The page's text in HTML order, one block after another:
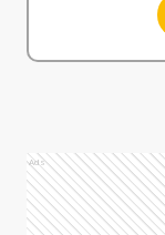
Ads